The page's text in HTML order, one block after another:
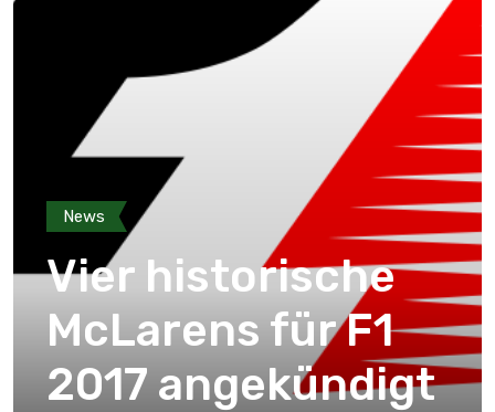
News
Vier historische
McLarens für F1
2017 angekündigt